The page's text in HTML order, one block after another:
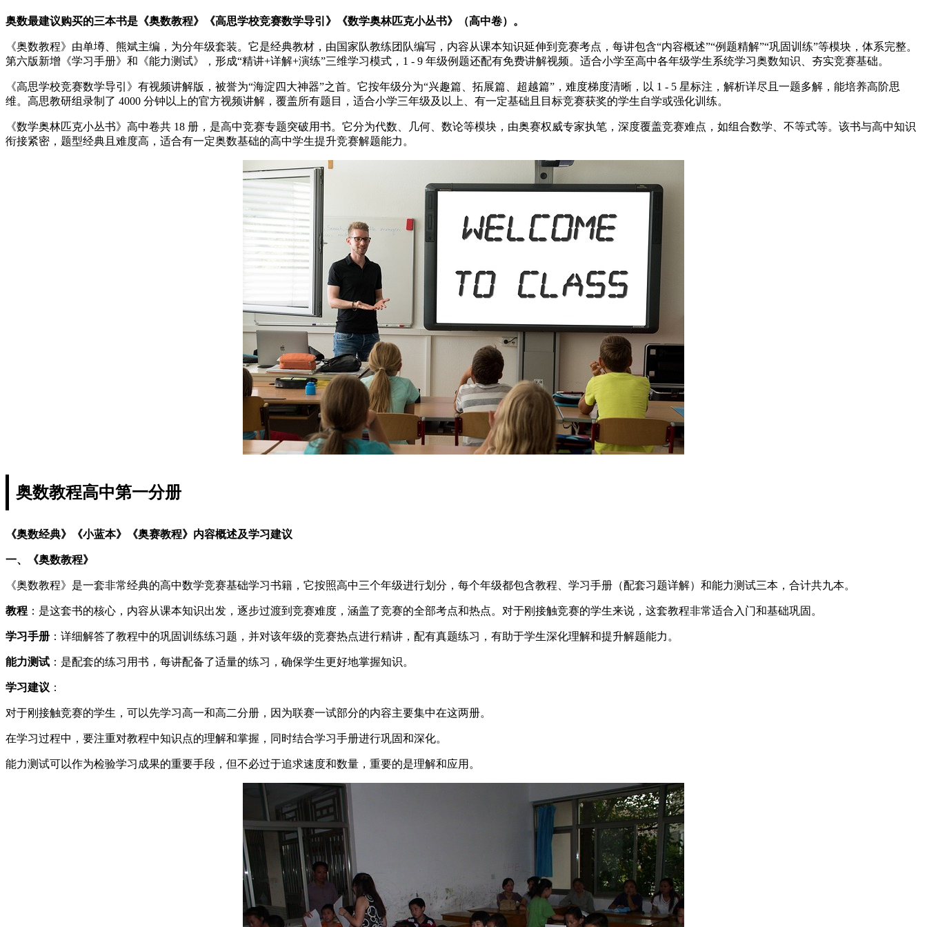
奥数最建议购买的三本书是《奥数教程》《高思学校竞赛数学导引》《数学奥林匹克小丛书》（高中卷）。
《奥数教程》由单墫、熊斌主编，为分年级套装。它是经典教材，由国家队教练团队编写，内容从课本知识延伸到竞赛考点，每讲包含“内容概述”“例题精解”“巩固训练”等模块，体系完整。
第六版新增《学习手册》和《能力测试》，形成“精讲+详解+演练”三维学习模式，1 - 9 年级例题还配有免费讲解视频。适合小学至高中各年级学生系统学习奥数知识、夯实竞赛基础。
《高思学校竞赛数学导引》有视频讲解版，被誉为“海淀四大神器”之首。它按年级分为“兴趣篇、拓展篇、超越篇”，难度梯度清晰，以 1 - 5 星标注，解析详尽且一题多解，能培养高阶思
维。高思教研组录制了 4000 分钟以上的官方视频讲解，覆盖所有题目，适合小学三年级及以上、有一定基础且目标竞赛获奖的学生自学或强化训练。
《数学奥林匹克小丛书》高中卷共 18 册，是高中竞赛专题突破用书。它分为代数、几何、数论等模块，由奥赛权威专家执笔，深度覆盖竞赛难点，如组合数学、不等式等。该书与高中知识
衔接紧密，题型经典且难度高，适合有一定奥数基础的高中学生提升竞赛解题能力。
奥数教程高中第一分册
《奥数经典》《小蓝本》《奥赛教程》内容概述及学习建议
一、《奥数教程》
《奥数教程》是一套非常经典的高中数学竞赛基础学习书籍，它按照高中三个年级进行划分，每个年级都包含教程、学习手册（配套习题详解）和能力测试三本，合计共九本。
教程 ：是这套书的核心，内容从课本知识出发，逐步过渡到竞赛难度，涵盖了竞赛的全部考点和热点。对于刚接触竞赛的学生来说，这套教程非常适合入门和基础巩固。
学习手册 ：详细解答了教程中的巩固训练练习题，并对该年级的竞赛热点进行精讲，配有真题练习，有助于学生深化理解和提升解题能力。
能力测试 ：是配套的练习用书，每讲配备了适量的练习，确保学生更好地掌握知识。
学习建议 ：
对于刚接触竞赛的学生，可以先学习高一和高二分册，因为联赛一试部分的内容主要集中在这两册。
在学习过程中，要注重对教程中知识点的理解和掌握，同时结合学习手册进行巩固和深化。
能力测试可以作为检验学习成果的重要手段，但不必过于追求速度和数量，重要的是理解和应用。